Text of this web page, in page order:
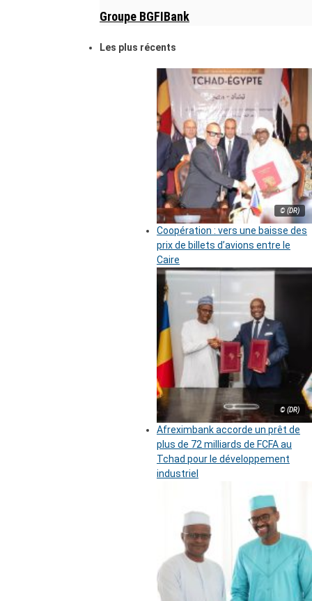
Groupe BGFIBank
Les plus récents
© (DR)
Coopération : vers une baisse des
prix de billets d’avions entre le
Caire
© (DR)
Afreximbank accorde un prêt de
plus de 72 milliards de FCFA au
Tchad pour le développement
industriel